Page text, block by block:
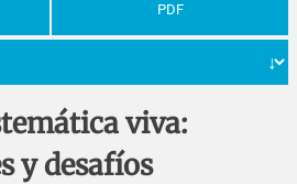
PDF
viva:
y desafíos